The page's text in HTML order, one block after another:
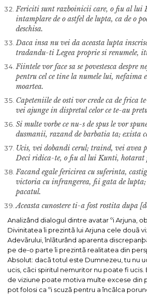
Fericiti sunt razboinicii care, o fiu al lui
intamplare de o astfel de lupta, ca de o
deschisa.
Daca insa nu vei da aceasta lupta
tradandu-ti Legea proprie si renumele,
Fiintele vor face sa se povestesca despre
pentru cel ce tine la numele lui, nefaima
moartea.
Capeteniile de osti vor crede ca de frica
vei ajunge in dispretul celor ce te-au
Si multe vorbe ce nu-s de spus le vor
dusmanii, razand de barbatia ta; exista
Ucis, vei dobandi cerul; traind, vei avea
Deci ridica-te, o fiu al lui Kunti, hotarat
Facand egale fericirea cu suferinta,
victoria cu infrangerea, fii gata de
pacatul.
Aceasta cunostere ti-a fost rostita dupa
Analizând dialogul dintre avatar ºi Arjuna,
Divinitatea îi prezintã lui Arjuna cele douã
Adevãrului, înlãturând aparenta
pe de-o parte îi prezintã realitatea din
Absolut: dacã totul este Dumnezeu, tu nu
ucis, cãci spiritul nemuritor nu poate fi ucis.
de viziune poate motiva multe excese din
pot folosi ca ºi scuzã pentru a încãlca